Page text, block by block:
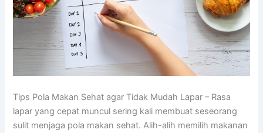
Tips Pola Makan Sehat agar Tidak Mudah Lapar – Rasa
lapar yang cepat muncul sering kali membuat seseorang
sulit menjaga pola makan sehat. Alih-alih memilih makanan